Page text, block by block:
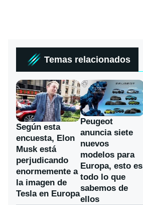
Temas relacionados
Según esta
encuesta, Elon
Musk está
perjudicando
enormemente a
la imagen de
Tesla en Europa
Peugeot
anuncia siete
nuevos
modelos para
Europa, esto es
todo lo que
sabemos de
ellos